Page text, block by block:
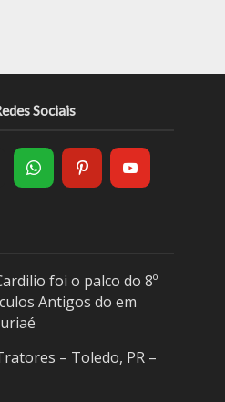
Sociais
foi o palco do 8º
Antigos do em
– Toledo, PR –